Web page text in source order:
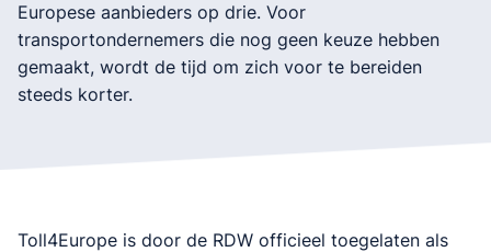
Europese aanbieders op drie. Voor
transportondernemers die nog geen keuze hebben
gemaakt, wordt de tijd om zich voor te bereiden
steeds korter.
Toll4Europe is door de RDW officieel toegelaten als